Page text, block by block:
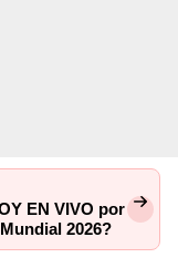
EN VIVO por
2026?